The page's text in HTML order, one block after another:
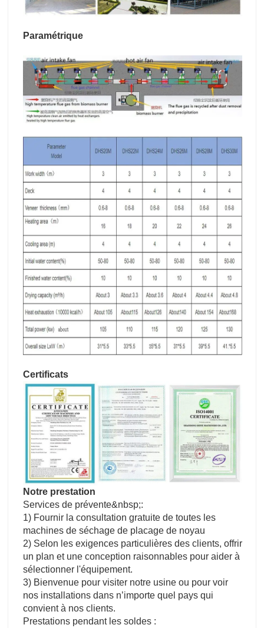
Paramétrique
Certificats
Notre prestation
Services de prévente&nbsp;:
1) Fournir la consultation gratuite de toutes les
machines de séchage de placage de noyau
2) Selon les exigences particulières des clients, offrir
un plan et une conception raisonnables pour aider à
sélectionner l'équipement.
3) Bienvenue pour visiter notre usine ou pour voir
nos installations dans n’importe quel pays qui
convient à nos clients.
Prestations pendant les soldes :